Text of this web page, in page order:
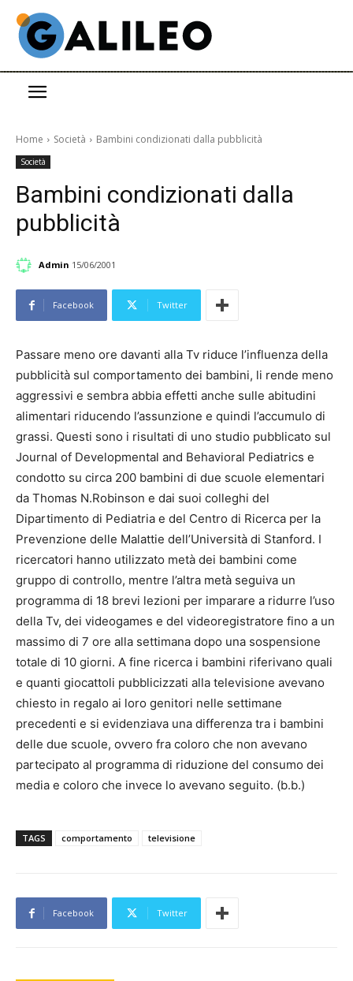
Home Società Bambini condizionati dalla pubblicità
Società
Bambini condizionati dalla
pubblicità
Admin 15/06/2001
Facebook Twitter
Passare meno ore davanti alla Tv riduce l’influenza della
pubblicità sul comportamento dei bambini, li rende meno
aggressivi e sembra abbia effetti anche sulle abitudini
alimentari riducendo l’assunzione e quindi l’accumulo di
grassi. Questi sono i risultati di uno studio pubblicato sul
Journal of Developmental and Behavioral Pediatrics e
condotto su circa 200 bambini di due scuole elementari
da Thomas N.Robinson e dai suoi colleghi del
Dipartimento di Pediatria e del Centro di Ricerca per la
Prevenzione delle Malattie dell’Università di Stanford. I
ricercatori hanno utilizzato metà dei bambini come
gruppo di controllo, mentre l’altra metà seguiva un
programma di 18 brevi lezioni per imparare a ridurre l’uso
della Tv, dei videogames e del videoregistratore fino a un
massimo di 7 ore alla settimana dopo una sospensione
totale di 10 giorni. A fine ricerca i bambini riferivano quali
e quanti giocattoli pubblicizzati alla televisione avevano
chiesto in regalo ai loro genitori nelle settimane
precedenti e si evidenziava una differenza tra i bambini
delle due scuole, ovvero fra coloro che non avevano
partecipato al programma di riduzione del consumo dei
media e coloro che invece lo avevano seguito. (b.b.)
TAGS comportamento televisione
Facebook Twitter